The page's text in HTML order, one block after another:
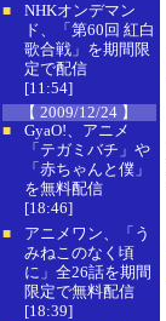
■
NHKオンデマン
ド、「第60回 紅白
歌合戦」を期間限
定で配信
[11:54]
【 2009/12/24 】
■
GyaO!、アニメ
「テガミバチ」や
「赤ちゃんと僕」
を無料配信
[18:46]
■
アニメワン、「う
みねこのなく頃
に」全26話を期間
限定で無料配信
[18:39]